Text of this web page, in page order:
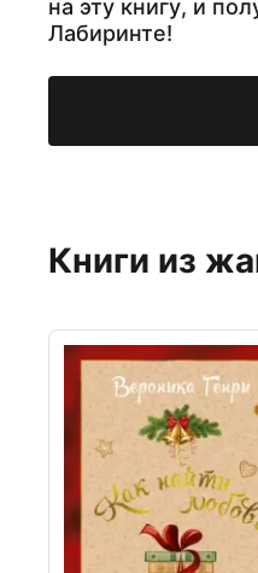
на эту книгу, и
Лабиринте!
Книги из